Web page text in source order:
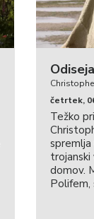
Odiseja
četrtek,
Težko
spremlja
domov.
Polifem,